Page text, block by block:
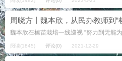
阅读(1845) 评论(0) 2021-12-29